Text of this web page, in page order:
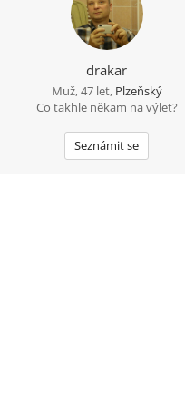
drakar
Muž, 47 let, Plzeňský
Co takhle někam na výlet?
Seznámit se